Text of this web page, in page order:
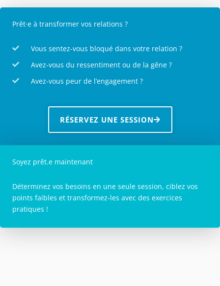
Prêt·e à transformer vos relations ?
Vous sentez-vous bloqué dans votre relation ?
Avez-vous du ressentiment ou de la gêne ?
Avez-vous peur de l’engagement ?
RÉSERVEZ UNE SESSION
Soyez prêt.e maintenant
Déterminez vos besoins en une seule session, ciblez vos
points faibles et transformez-les avec des exercices
pratiques !